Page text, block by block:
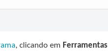
, clicando em Ferramentas